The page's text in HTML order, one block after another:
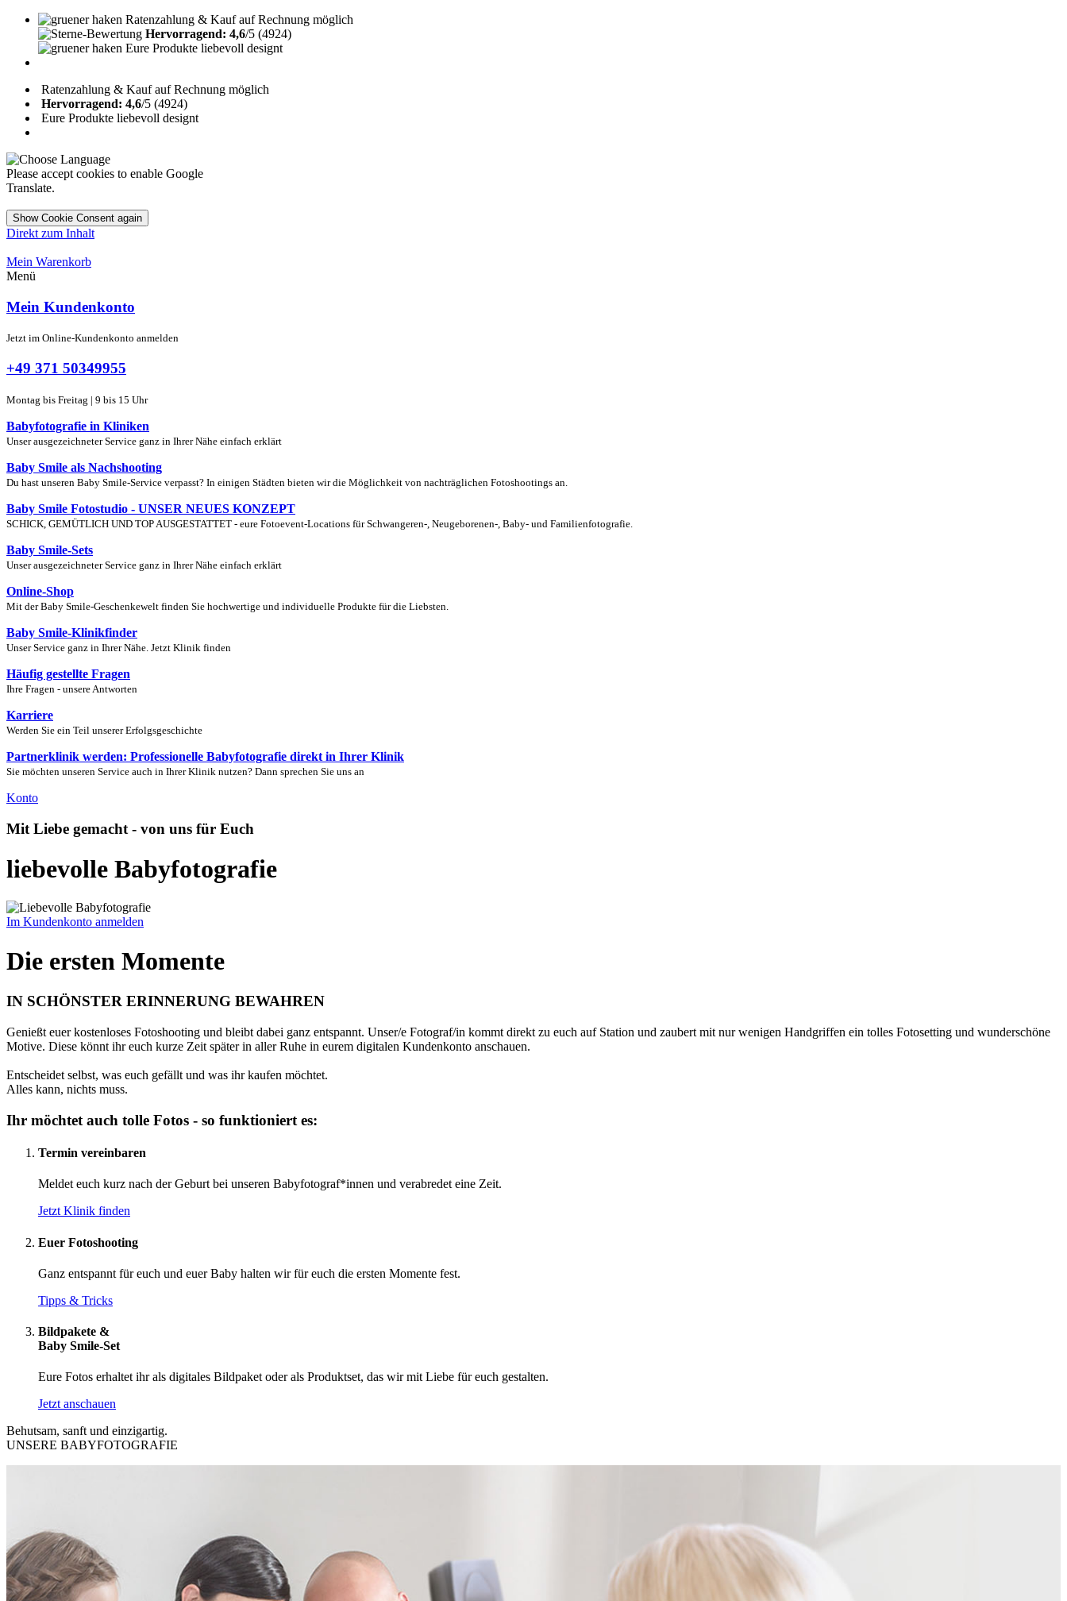
Ratenzahlung & Kauf auf Rechnung möglich
Hervorragend: 4,6/5 (4924)
Eure Produkte liebevoll designt
Ratenzahlung & Kauf auf Rechnung möglich
Hervorragend: 4,6/5 (4924)
Eure Produkte liebevoll designt
Please accept cookies to enable Google
Translate.
Show Cookie Consent again
Direkt zum Inhalt
Mein Warenkorb
Menü
Mein Kundenkonto
Jetzt im Online-Kundenkonto anmelden
+49 371 50349955
Montag bis Freitag | 9 bis 15 Uhr
Babyfotografie in Kliniken
Unser ausgezeichneter Service ganz in Ihrer Nähe einfach erklärt
Baby Smile als Nachshooting
Du hast unseren Baby Smile-Service verpasst? In einigen Städten bieten wir die Möglichkeit von nachträglichen Fotoshootings an.
Baby Smile Fotostudio - UNSER NEUES KONZEPT
SCHICK, GEMÜTLICH UND TOP AUSGESTATTET - eure Fotoevent-Locations für Schwangeren-, Neugeborenen-, Baby- und Familienfotografie.
Baby Smile-Sets
Unser ausgezeichneter Service ganz in Ihrer Nähe einfach erklärt
Online-Shop
Mit der Baby Smile-Geschenkewelt finden Sie hochwertige und individuelle Produkte für die Liebsten.
Baby Smile-Klinikfinder
Unser Service ganz in Ihrer Nähe. Jetzt Klinik finden
Häufig gestellte Fragen
Ihre Fragen - unsere Antworten
Karriere
Werden Sie ein Teil unserer Erfolgsgeschichte
Partnerklinik werden: Professionelle Babyfotografie direkt in Ihrer Klinik
Sie möchten unseren Service auch in Ihrer Klinik nutzen? Dann sprechen Sie uns an
Konto
Mit Liebe gemacht - von uns für Euch
liebevolle Babyfotografie
Im Kundenkonto anmelden
Die ersten Momente
IN SCHÖNSTER ERINNERUNG BEWAHREN
Genießt euer kostenloses Fotoshooting und bleibt dabei ganz entspannt. Unser/e Fotograf/in kommt direkt zu euch auf Station und zaubert mit nur wenigen Handgriffen ein tolles Fotosetting und wunderschöne
Motive. Diese könnt ihr euch kurze Zeit später in aller Ruhe in eurem digitalen Kundenkonto anschauen.
Entscheidet selbst, was euch gefällt und was ihr kaufen möchtet.
Alles kann, nichts muss.
Ihr möchtet auch tolle Fotos - so funktioniert es:
Termin vereinbaren
Meldet euch kurz nach der Geburt bei unseren Babyfotograf*innen und verabredet eine Zeit.
Jetzt Klinik finden
Euer Fotoshooting
Ganz entspannt für euch und euer Baby halten wir für euch die ersten Momente fest.
Tipps & Tricks
Bildpakete &
Baby Smile-Set
Eure Fotos erhaltet ihr als digitales Bildpaket oder als Produktset, das wir mit Liebe für euch gestalten.
Jetzt anschauen
Behutsam, sanft und einzigartig.
UNSERE BABYFOTOGRAFIE